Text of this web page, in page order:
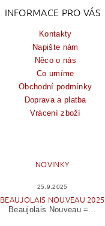
INFORMACE PRO VÁS
Kontakty
Napište nám
Něco o nás
Co umíme
Obchodní podmínky
Doprava a platba
Vrácení zboží
NOVINKY
25.9.2025
BEAUJOLAIS NOUVEAU 2025
Beaujolais Nouveau =...